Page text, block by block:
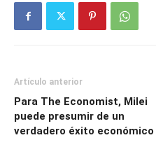
Artículo anterior
Para The Economist, Milei
puede presumir de un
verdadero éxito económico